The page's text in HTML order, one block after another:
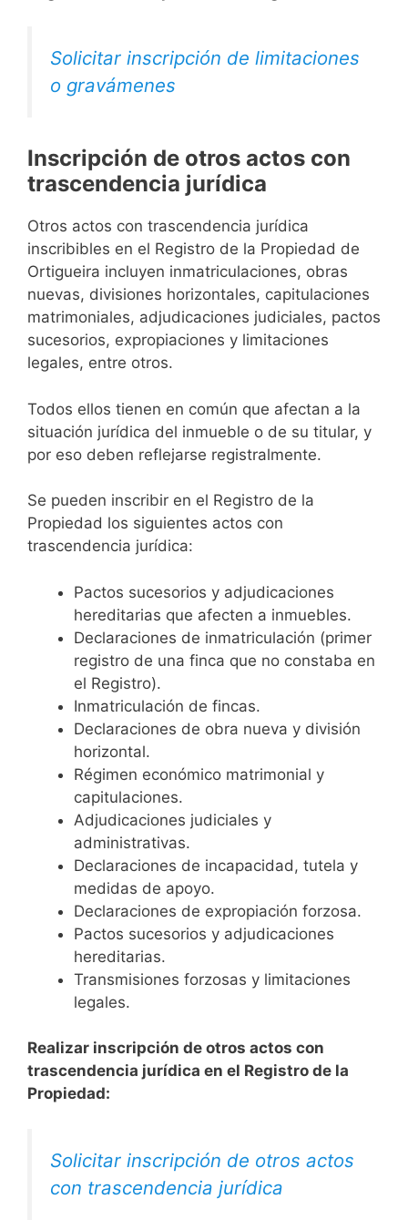
Solicitar inscripción de limitaciones
o gravámenes
Inscripción de otros actos con
trascendencia jurídica
Otros actos con trascendencia jurídica
inscribibles en el Registro de la Propiedad de
Ortigueira incluyen inmatriculaciones, obras
nuevas, divisiones horizontales, capitulaciones
matrimoniales, adjudicaciones judiciales, pactos
sucesorios, expropiaciones y limitaciones
legales, entre otros.
Todos ellos tienen en común que afectan a la
situación jurídica del inmueble o de su titular, y
por eso deben reflejarse registralmente.
Se pueden inscribir en el Registro de la
Propiedad los siguientes actos con
trascendencia jurídica:
Pactos sucesorios y adjudicaciones
hereditarias que afecten a inmuebles.
Declaraciones de inmatriculación (primer
registro de una finca que no constaba en
el Registro).
Inmatriculación de fincas.
Declaraciones de obra nueva y división
horizontal.
Régimen económico matrimonial y
capitulaciones.
Adjudicaciones judiciales y
administrativas.
Declaraciones de incapacidad, tutela y
medidas de apoyo.
Declaraciones de expropiación forzosa.
Pactos sucesorios y adjudicaciones
hereditarias.
Transmisiones forzosas y limitaciones
legales.
Realizar inscripción de otros actos con
trascendencia jurídica en el Registro de la
Propiedad:
Solicitar inscripción de otros actos
con trascendencia jurídica